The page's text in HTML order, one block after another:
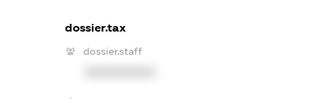
dossier.tax
dossier.staff